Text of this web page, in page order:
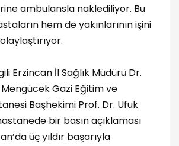
ambulansla naklediliyor. Bu
hem de yakınlarının işini
Erzincan İl Sağlık Müdürü Dr.
Gazi Eğitim ve
Başhekimi Prof. Dr. Ufuk
bir basın açıklaması
üç yıldır başarıyla